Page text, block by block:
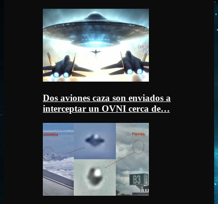
Dos aviones caza son enviados a
interceptar un OVNI cerca de…